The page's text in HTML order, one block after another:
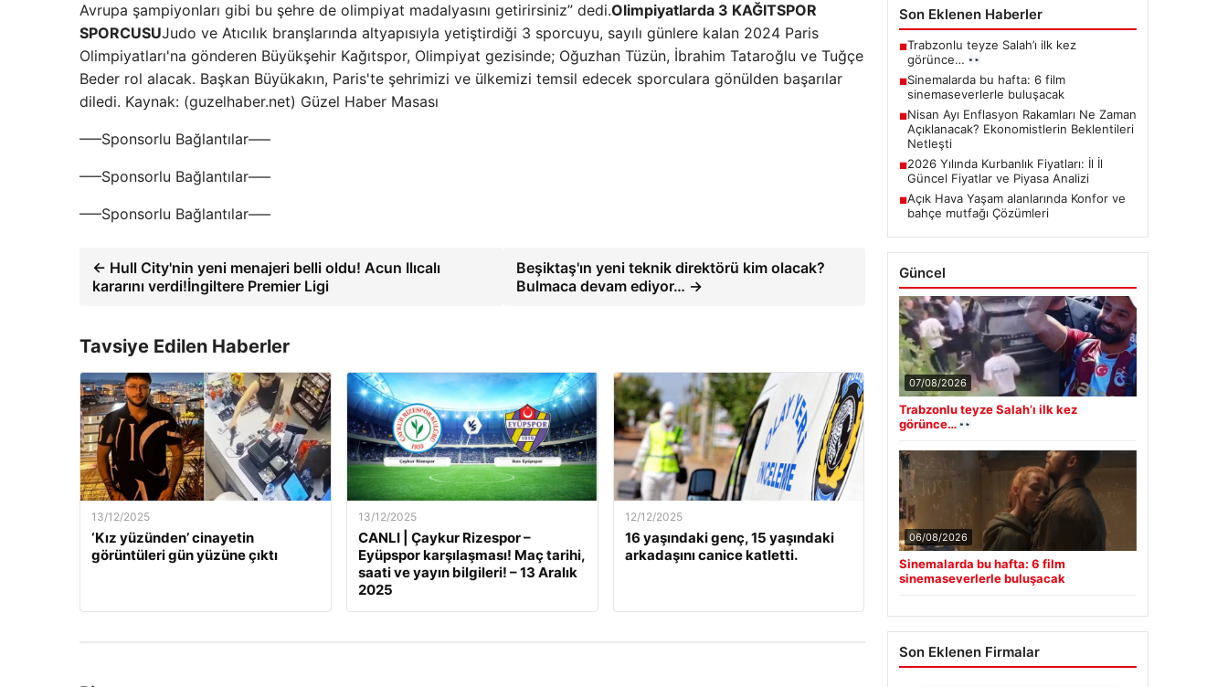
Avrupa şampiyonları gibi bu şehre de olimpiyat madalyasını getirirsiniz” dedi.Olimpiyatlarda 3 KAĞITSPOR
SPORCUSUJudo ve Atıcılık branşlarında altyapısıyla yetiştirdiği 3 sporcuyu, sayılı günlere kalan 2024 Paris
Olimpiyatları'na gönderen Büyükşehir Kağıtspor, Olimpiyat gezisinde; Oğuzhan Tüzün, İbrahim Tataroğlu ve Tuğçe
Beder rol alacak. Başkan Büyükakın, Paris'te şehrimizi ve ülkemizi temsil edecek sporculara gönülden başarılar
diledi. Kaynak: (guzelhaber.net) Güzel Haber Masası
—–Sponsorlu Bağlantılar—–
—–Sponsorlu Bağlantılar—–
—–Sponsorlu Bağlantılar—–
← Hull City'nin yeni menajeri belli oldu! Acun Ilıcalı
kararını verdi!İngiltere Premier Ligi
Beşiktaş'ın yeni teknik direktörü kim olacak?
Bulmaca devam ediyor… →
Tavsiye Edilen Haberler
13/12/2025
‘Kız yüzünden’ cinayetin
görüntüleri gün yüzüne çıktı
13/12/2025
CANLI | Çaykur Rizespor –
Eyüpspor karşılaşması! Maç tarihi,
saati ve yayın bilgileri! – 13 Aralık
2025
12/12/2025
16 yaşındaki genç, 15 yaşındaki
arkadaşını canice katletti.
Son Eklenen Haberler
■Trabzonlu teyze Salah’ı ilk kez
görünce…
■Sinemalarda bu hafta: 6 film
sinemaseverlerle buluşacak
■Nisan Ayı Enflasyon Rakamları Ne Zaman
Açıklanacak? Ekonomistlerin Beklentileri
Netleşti
■2026 Yılında Kurbanlık Fiyatları: İl İl
Güncel Fiyatlar ve Piyasa Analizi
■Açık Hava Yaşam alanlarında Konfor ve
bahçe mutfağı Çözümleri
Güncel
07/08/2026
Trabzonlu teyze Salah’ı ilk kez
görünce…
06/08/2026
Sinemalarda bu hafta: 6 film
sinemaseverlerle buluşacak
Son Eklenen Firmalar